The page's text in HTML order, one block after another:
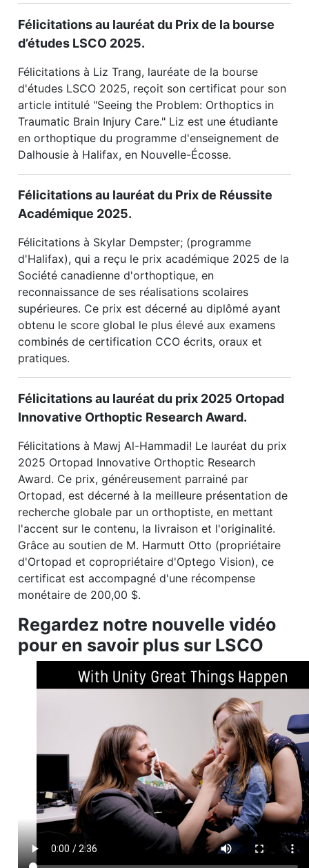
Félicitations au lauréat du Prix de la bourse
d’études LSCO 2025.
Félicitations à Liz Trang, lauréate de la bourse
d'études LSCO 2025, reçoit son certificat pour son
article intitulé "Seeing the Problem: Orthoptics in
Traumatic Brain Injury Care." Liz est une étudiante
en orthoptique du programme d'enseignement de
Dalhousie à Halifax, en Nouvelle-Écosse.
Félicitations au lauréat du Prix de Réussite
Académique 2025.
Félicitations à Skylar Dempster; (programme
d'Halifax), qui a reçu le prix académique 2025 de la
Société canadienne d'orthoptique, en
reconnaissance de ses réalisations scolaires
supérieures. Ce prix est décerné au diplômé ayant
obtenu le score global le plus élevé aux examens
combinés de certification CCO écrits, oraux et
pratiques.
Félicitations au lauréat du prix 2025 Ortopad
Innovative Orthoptic Research Award.
Félicitations à Mawj Al-Hammadi! Le lauréat du prix
2025 Ortopad Innovative Orthoptic Research
Award. Ce prix, généreusement parrainé par
Ortopad, est décerné à la meilleure présentation de
recherche globale par un orthoptiste, en mettant
l'accent sur le contenu, la livraison et l'originalité.
Grâce au soutien de M. Harmutt Otto (propriétaire
d'Ortopad et copropriétaire d'Optego Vision), ce
certificat est accompagné d'une récompense
monétaire de 200,00 $.
Regardez notre nouvelle vidéo
pour en savoir plus sur LSCO